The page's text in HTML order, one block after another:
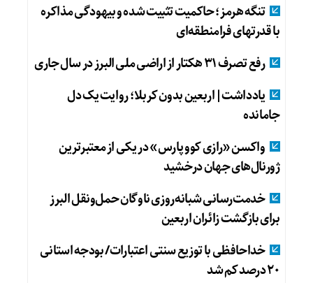
تنگه هرمز؛ حاکمیت تثبیت شده و بیهودگی مذاکره
با قدرتهای فرامنطقه‌ای
رفع تصرف ۳۱ هکتار از اراضی ملی البرز در سال جاری
یادداشت|اربعین بدون کربلا؛ روایت یک دل
جامانده
واکسن «رازی کوو پارس» در یکی از معتبرترین
ژورنال‌های جهان درخشید
خدمت‌رسانی شبانه‌روزی ناوگان حمل‌ونقل البرز
برای بازگشت زائران اربعین
خداحافظی با توزیع سنتی اعتبارات/ بودجه استانی
۲۰ درصد کم شد